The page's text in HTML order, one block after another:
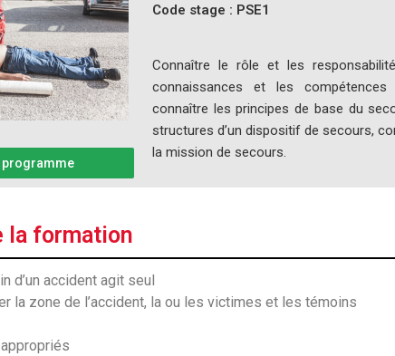
programme
Code stage : PSE1
Connaître le rôle et les
connaissances et les
connaître les principes de base du
structures d’un dispositif de secours,
la mission de secours.
la formation
d’un accident agit seul
la zone de l’accident, la ou les victimes et les témoins